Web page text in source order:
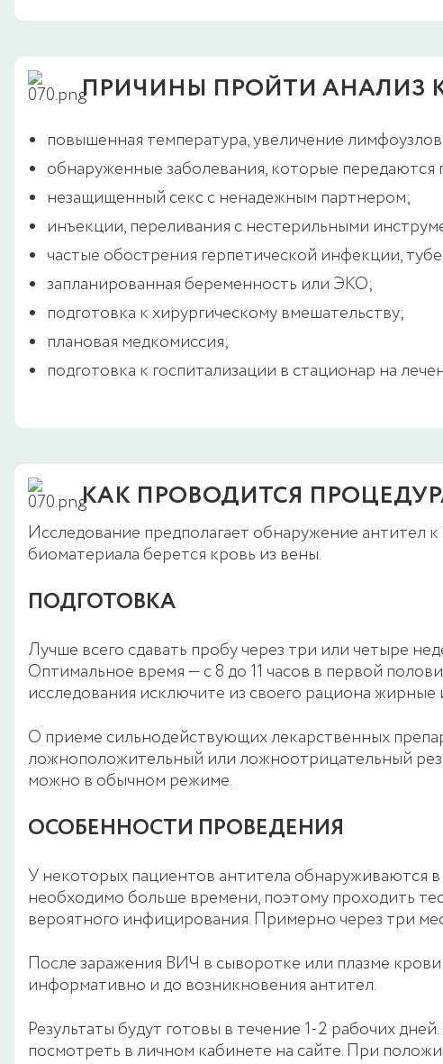
ПРИЧИНЫ ПРОЙТИ АНАЛИЗ
повышенная температура, увеличение
обнаруженные заболевания, которые передаются
незащищенный секс с ненадежным партнером;
инъекции, переливания с нестерильными
частые обострения герпетической инфекции,
запланированная беременность или ЭКО;
подготовка к хирургическому вмешательству;
плановая медкомиссия;
подготовка к госпитализации в стационар на
КАК ПРОВОДИТСЯ
Исследование предполагает обнаружение антител
биоматериала берется кровь из вены.
ПОДГОТОВКА
Лучше всего сдавать пробу через три или четыре
Оптимальное время — с 8 до 11 часов в первой
исследования исключите из своего рациона жирные
О приеме сильнодействующих лекарственных
ложноположительный или ложноотрицательный
можно в обычном режиме.
ОСОБЕННОСТИ ПРОВЕДЕНИЯ
У некоторых пациентов антитела обнаруживаются
необходимо больше времени, поэтому проходить
вероятного инфицирования. Примерно через три
После заражения ВИЧ в сыворотке или плазме
информативно и до возникновения антител.
Результаты будут готовы в течение 1-2 рабочих
посмотреть в личном кабинете на сайте. При